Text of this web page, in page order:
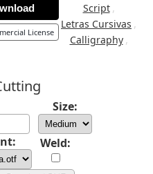
Script ,
Letras Cursivas ,
Calligraphy ,
License
Size:
Weld: